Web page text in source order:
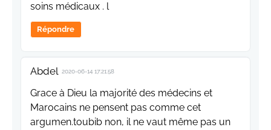
soins médicaux . l
Répondre
Abdel 2020-06-14 17:21:58
Grace à Dieu la majorité des médecins et
Marocains ne pensent pas comme cet
argumen.toubib non, il ne vaut même pas un